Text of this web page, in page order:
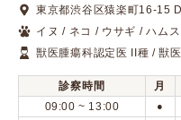
口コミ検索
Calooペットとは？
東京都渋谷区猿楽町16-15
イヌ / ネコ / ウサギ / ハム
獣医腫瘍科認定医 II種 / 獣
診察時間 月
09:00 ~ 13:00
●